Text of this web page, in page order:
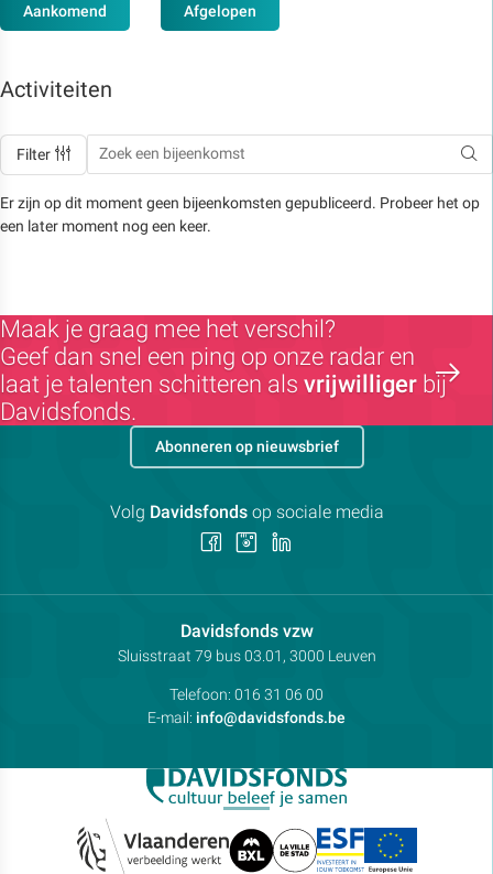
Aankomend Afgelopen
Activiteiten
Filter
Er zijn op dit moment geen bijeenkomsten gepubliceerd. Probeer het op
een later moment nog een keer.
Maak je graag mee het verschil?
Geef dan snel een ping op onze radar en
laat je talenten schitteren als vrijwilliger bij
Davidsfonds.
Davidsfonds vzwContactpersoon:
Adres:
Sluisstraat 79 bus 03.01, 3000 Leuven
Telefoon: 016 31 06 00
E-mail: info@davidsfonds.be
Abonneren op nieuwsbrief
Volg Davidsfondsop sociale media
Volg Volg